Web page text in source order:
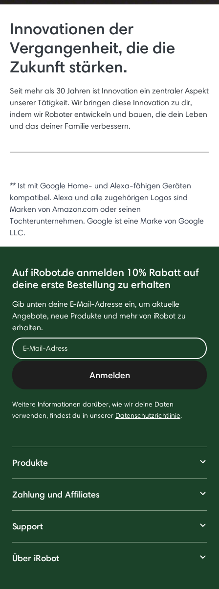
Innovationen der
Vergangenheit, die die
Zukunft stärken.
Seit mehr als 30 Jahren ist Innovation ein zentraler Aspekt
unserer Tätigkeit. Wir bringen diese Innovation zu dir,
indem wir Roboter entwickeln und bauen, die dein Leben
und das deiner Familie verbessern.
** Ist mit Google Home- und Alexa-fähigen Geräten
kompatibel. Alexa und alle zugehörigen Logos sind
Marken von Amazon.com oder seinen
Tochterunternehmen. Google ist eine Marke von Google
LLC.
Auf iRobot.de anmelden 10% Rabatt auf
deine erste Bestellung zu erhalten
Gib unten deine E-Mail-Adresse ein, um aktuelle
Angebote, neue Produkte und mehr von iRobot zu
erhalten.
Anmelden
Weitere Informationen darüber, wie wir deine Daten
verwenden, findest du in unserer Datenschutzrichtlinie.
Produkte
Zahlung und Affiliates
Support
Über iRobot